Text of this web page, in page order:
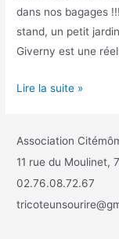
dans nos bagages
stand, un petit
Giverny est une
Lire la suite »
Association
11 rue du Moulinet,
02.76.08.72.67